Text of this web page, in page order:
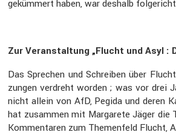
geküm­mert haben, war deshalb
Zur Veran­stal­tung „Flucht und Asyl :
Das Sprechen und Schreiben über
zungen verdreht worden ; was vor drei
nicht allein von AfD, Pegida und deren
hat zusammen mit Marga­rete Jäger die
Kommen­taren zum Themen­feld Flucht,